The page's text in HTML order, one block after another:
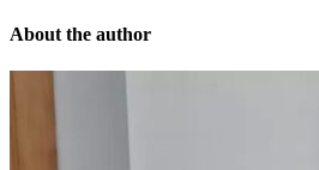
About the author